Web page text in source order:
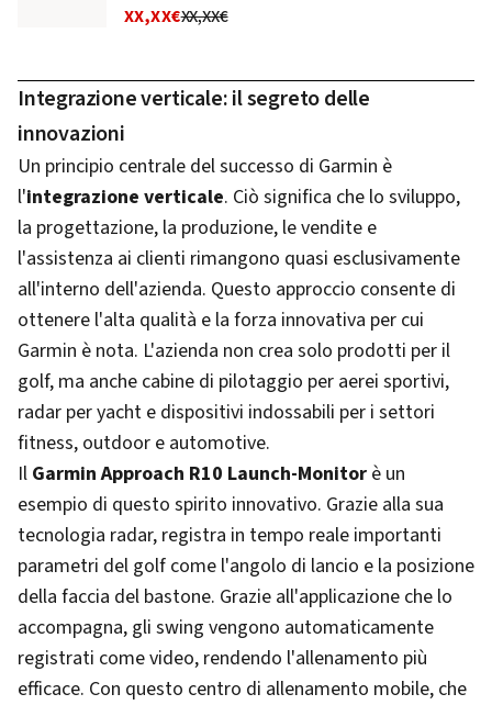
XX,XX€XX,XX€
Integrazione verticale: il segreto delle
innovazioni
Un principio centrale del successo di Garmin è
l'integrazione verticale. Ciò significa che lo sviluppo,
la progettazione, la produzione, le vendite e
l'assistenza ai clienti rimangono quasi esclusivamente
all'interno dell'azienda. Questo approccio consente di
ottenere l'alta qualità e la forza innovativa per cui
Garmin è nota. L'azienda non crea solo prodotti per il
golf, ma anche cabine di pilotaggio per aerei sportivi,
radar per yacht e dispositivi indossabili per i settori
fitness, outdoor e automotive.
Il Garmin Approach R10 Launch-Monitor è un
esempio di questo spirito innovativo. Grazie alla sua
tecnologia radar, registra in tempo reale importanti
parametri del golf come l'angolo di lancio e la posizione
della faccia del bastone. Grazie all'applicazione che lo
accompagna, gli swing vengono automaticamente
registrati come video, rendendo l'allenamento più
efficace. Con questo centro di allenamento mobile, che